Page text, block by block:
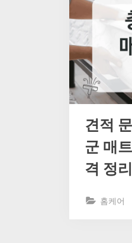
견적
군 매
격 정리
홈케어